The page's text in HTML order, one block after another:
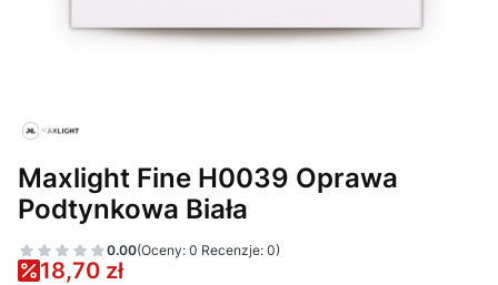
Maxlight Fine H0039 Oprawa
Podtynkowa Biała
0.00(Oceny: 0 Recenzje: 0)
18,70 zł